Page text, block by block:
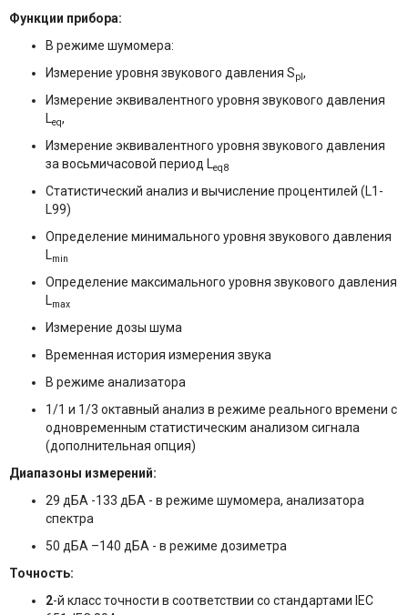
Функции прибора:
В режиме шумомера:
Измерение уровня звукового давления Spl,
Измерение эквивалентного уровня звукового давления
Leq,
Измерение эквивалентного уровня звукового давления
за восьмичасовой период Leq8
Статистический анализ и вычисление процентилей (L1-
L99)
Определение минимального уровня звукового давления
Lmin
Определение максимального уровня звукового давления
Lmax
Измерение дозы шума
Временная история измерения звука
В режиме анализатора
1/1 и 1/3 октавный анализ в режиме реального времени с
одновременным статистическим анализом сигнала
(дополнительная опция)
Диапазоны измерений:
29 дБА -133 дБА - в режиме шумомера, анализатора
спектра
50 дБА –140 дБА - в режиме дозиметра
Точность:
2-й класс точности в соответствии со стандартами IEC